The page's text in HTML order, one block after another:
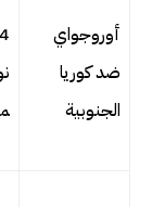
أوروجواي
ضد كوريا
الجنوبية